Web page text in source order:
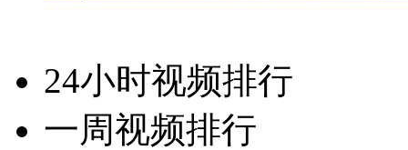
24小时视频排行
一周视频排行